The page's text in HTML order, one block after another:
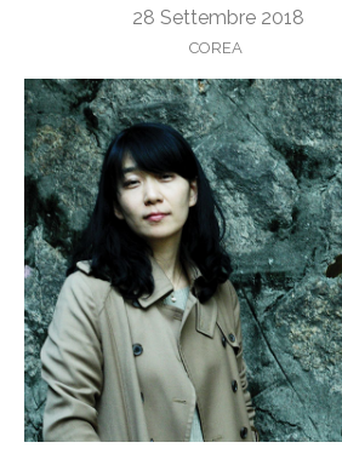
28 Settembre 2018
COREA